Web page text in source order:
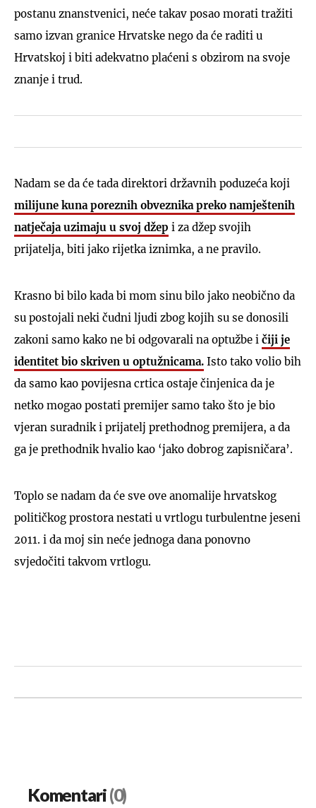
postanu znanstvenici, neće takav posao morati tražiti
samo izvan granice Hrvatske nego da će raditi u
Hrvatskoj i biti adekvatno plaćeni s obzirom na svoje
znanje i trud.
Nadam se da će tada direktori državnih poduzeća koji
milijune kuna poreznih obveznika preko namještenih
natječaja uzimaju u svoj džep i za džep svojih
prijatelja, biti jako rijetka iznimka, a ne pravilo.
Krasno bi bilo kada bi mom sinu bilo jako neobično da
su postojali neki čudni ljudi zbog kojih su se donosili
zakoni samo kako ne bi odgovarali na optužbe i čiji je
identitet bio skriven u optužnicama. Isto tako volio bih
da samo kao povijesna crtica ostaje činjenica da je
netko mogao postati premijer samo tako što je bio
vjeran suradnik i prijatelj prethodnog premijera, a da
ga je prethodnik hvalio kao ‘jako dobrog zapisničara’.
Toplo se nadam da će sve ove anomalije hrvatskog
političkog prostora nestati u vrtlogu turbulentne jeseni
2011. i da moj sin neće jednoga dana ponovno
svjedočiti takvom vrtlogu.
Komentari(0)